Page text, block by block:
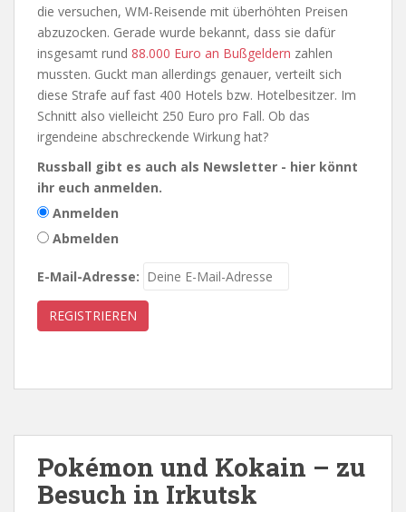
die versuchen, WM-Reisende mit überhöhten Preisen
abzuzocken. Gerade wurde bekannt, dass sie dafür
insgesamt rund 88.000 Euro an Bußgeldern zahlen
mussten. Guckt man allerdings genauer, verteilt sich
diese Strafe auf fast 400 Hotels bzw. Hotelbesitzer. Im
Schnitt also vielleicht 250 Euro pro Fall. Ob das
irgendeine abschreckende Wirkung hat?
Russball gibt es auch als Newsletter - hier könnt
ihr euch anmelden.
Anmelden
Abmelden
E-Mail-Adresse:
Pokémon und Kokain – zu
Besuch in Irkutsk